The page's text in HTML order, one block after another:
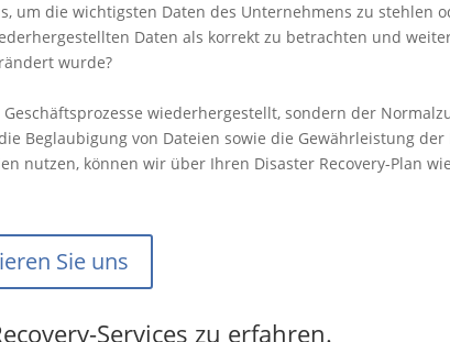
um die wichtigsten Daten des Unternehmens zu stehlen
Daten als korrekt zu betrachten und
wurde?
wiederhergestellt, sondern der
Beglaubigung von Dateien sowie die Gewährleistung
nutzen, können wir über Ihren Disaster Recovery-Plan
Sie uns
Services zu erfahren.